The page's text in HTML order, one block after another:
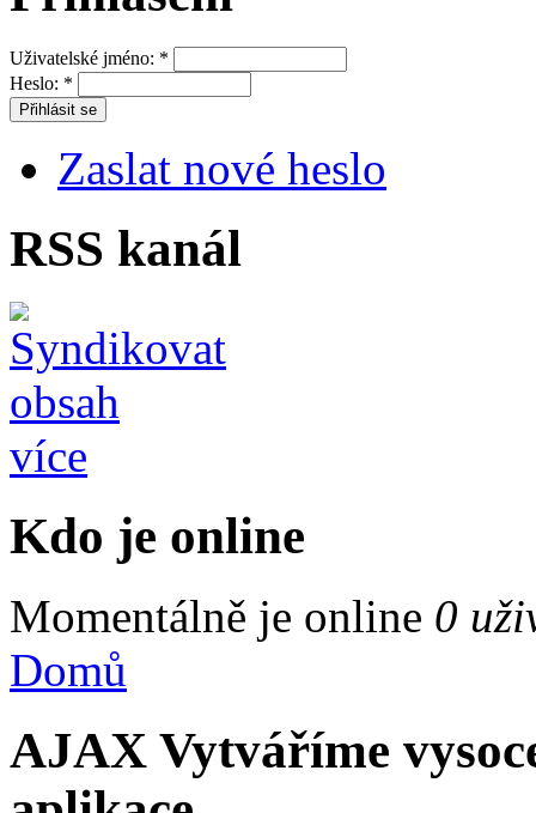
Uživatelské jméno: *
Heslo: *
Zaslat nové heslo
RSS kanál
více
Kdo je online
Momentálně je online 0
Domů
AJAX Vytváříme